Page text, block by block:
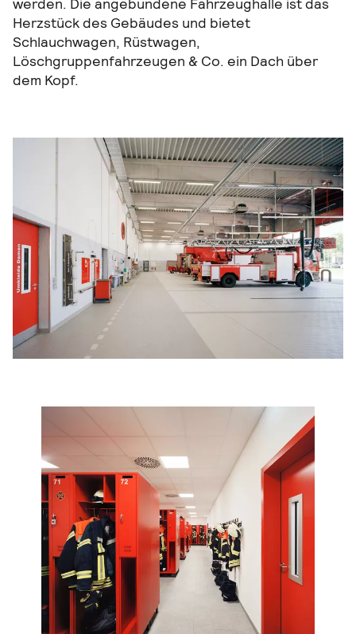
werden. Die angebundene Fahrzeughalle ist das
Herzstück des Gebäudes und bietet
Schlauchwagen, Rüstwagen,
Löschgruppenfahrzeugen & Co. ein Dach über
dem Kopf.